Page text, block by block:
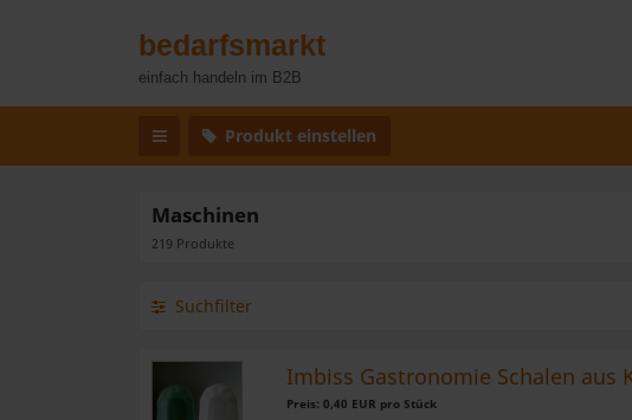
bedarfsmarkt
einfach handeln im B2B
Produkt einstellen
Maschinen
219 Produkte
Suchfilter
Imbiss Gastronomie Schalen
Preis: 0,40 EUR pro Stück